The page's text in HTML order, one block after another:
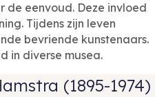
eenvoud. Deze invloed
Tijdens zijn leven
bevriende kunstenaars.
in diverse musea.
(1895-1974)